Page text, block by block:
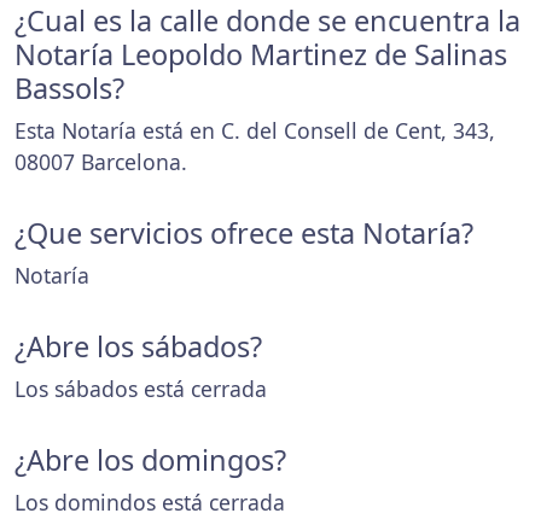
¿Cual es la calle donde se encuentra la
Notaría Leopoldo Martinez de Salinas
Bassols?
Esta Notaría está en C. del Consell de Cent, 343,
08007 Barcelona.
¿Que servicios ofrece esta Notaría?
Notaría
¿Abre los sábados?
Los sábados está cerrada
¿Abre los domingos?
Los domindos está cerrada